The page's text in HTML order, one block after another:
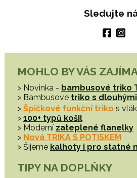
Sledujte
MOHLO BY VÁS
> Novinka - bambusové triko
> Bambusové triko s dlouhými
> Špičkové funkční triko s
> 100+ typů košil
> Moderní zateplené flanelky
> Nová TRIKA S POTISKEM
> Šijeme kalhoty i pro statné
TIPY NA DOPLŇKY